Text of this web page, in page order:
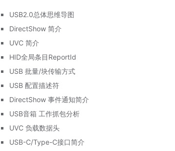
USB2.0总体思维导图
DirectShow 简介
UVC 简介
HID全局条目ReportId
USB 批量/块传输方式
USB 配置描述符
DirectShow 事件通知简介
USB音箱 工作抓包分析
UVC 负载数据头
USB-C/Type-C接口简介